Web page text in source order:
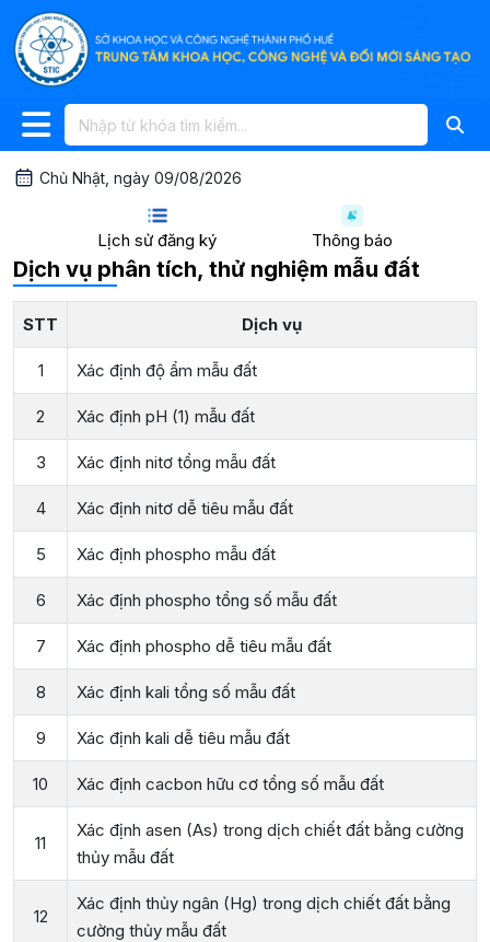
Chủ Nhật, ngày 09/08/2026
Lịch sử đăng ký Thông báo
Dịch vụ phân tích, thử nghiệm mẫu đất
STT Dịch vụ
1 Xác định độ ẩm mẫu đất
2 Xác định pH (1) mẫu đất
3 Xác định nitơ tổng mẫu đất
4 Xác định nitơ dễ tiêu mẫu đất
5 Xác định phospho mẫu đất
6 Xác định phospho tổng số mẫu đất
7 Xác định phospho dễ tiêu mẫu đất
8 Xác định kali tổng số mẫu đất
9 Xác định kali dễ tiêu mẫu đất
10 Xác định cacbon hữu cơ tổng số mẫu đất
11
Xác định asen (As) trong dịch chiết đất bằng cường
thủy mẫu đất
12
Xác định thủy ngân (Hg) trong dịch chiết đất bằng
cường thủy mẫu đất